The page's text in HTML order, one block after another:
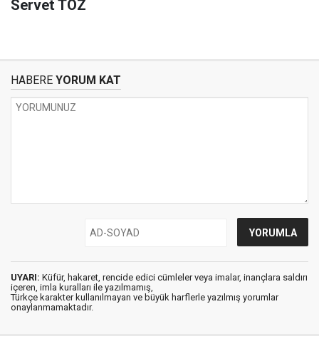
Servet TÖZ
HABERE YORUM KAT
UYARI: Küfür, hakaret, rencide edici cümleler veya imalar, inançlara saldırı
içeren, imla kuralları ile yazılmamış,
Türkçe karakter kullanılmayan ve büyük harflerle yazılmış yorumlar
onaylanmamaktadır.